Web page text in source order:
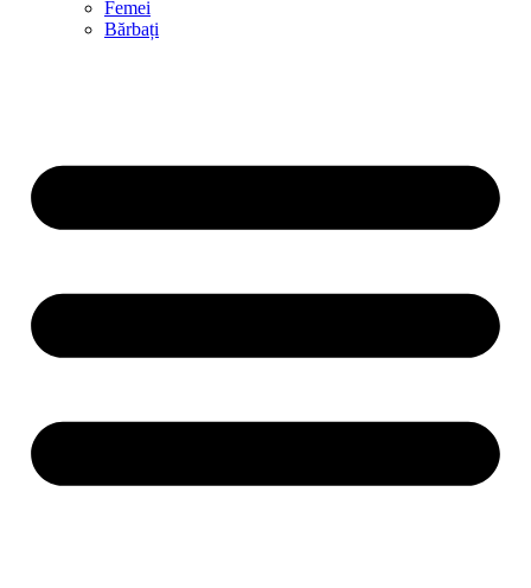
Femei
Bărbați